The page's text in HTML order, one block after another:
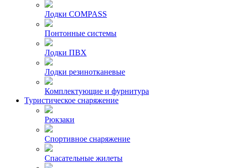
Лодки COMPASS
Понтонные системы
Лодки ПВХ
Лодки резинотканевые
Комплектующие и фурнитура
Туристическое снаряжение
Рюкзаки
Спортивное снаряжение
Спасательные жилеты